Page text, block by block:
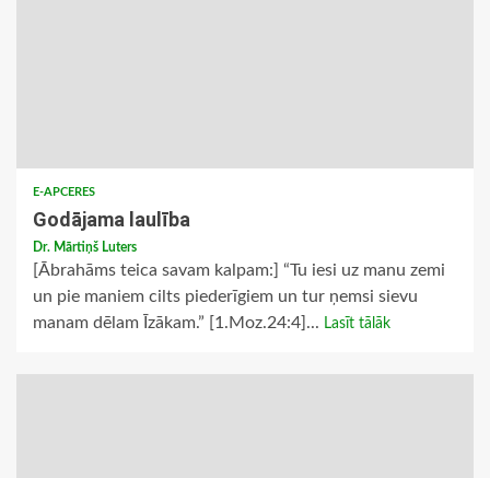
E-APCERES
Godājama laulība
Dr. Mārtiņš Luters
[Ābrahāms teica savam kalpam:] “Tu iesi uz manu zemi
un pie maniem cilts piederīgiem un tur ņemsi sievu
manam dēlam Īzākam.” [1.Moz.24:4]... Lasīt tālāk